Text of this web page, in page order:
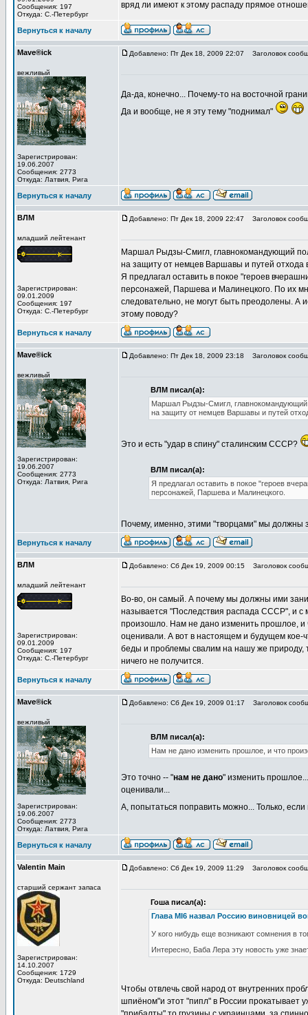
Сообщения: 197
Откуда: С.-Петербург
вряд ли имеют к этому распаду прямое
Вернуться к началу
Mave®ick
вежливый
Зарегистрирован:
19.06.2007
Сообщения: 2773
Откуда: Латвия, Рига
Добавлено: Пт Дек 18, 2009 22:07 Заголовок
Да-да, конечно... Почему-то на восточной
Да и вообще, не я эту тему "поднимал"
Вернуться к началу
ВЛМ
младший лейтенант
Зарегистрирован:
09.01.2009
Сообщения: 197
Откуда: С.-Петербург
Добавлено: Пт Дек 18, 2009 22:47 Заголовок
Маршал Рыдзы-Смигл, главнокомандующий
на защиту от немцев Варшавы и путей
Я предлагал оставить в покое "героев
персонажей, Паршева и Малинецкого. По их
следовательно, не могут быть преодолены. А
этому поводу?
Вернуться к началу
Mave®ick
вежливый
Зарегистрирован:
19.06.2007
Сообщения: 2773
Откуда: Латвия, Рига
Добавлено: Пт Дек 18, 2009 23:18 Заголовок
ВЛМ писал(а):
Маршал Рыдзы-Смигл, главнокомандующий
на защиту от немцев Варшавы и путей
Это и есть "удар в спину" сталинским СССР?
ВЛМ писал(а):
Я предлагал оставить в покое "героев
персонажей, Паршева и Малинецкого.
Почему, именно, этими "творцами" мы должны
Вернуться к началу
ВЛМ
младший лейтенант
Зарегистрирован:
09.01.2009
Сообщения: 197
Откуда: С.-Петербург
Добавлено: Сб Дек 19, 2009 00:15 Заголовок
Во-во, он самый. А почему мы должны ими
называется "Последствия распада СССР", и с
произошло. Нам не дано изменить прошлое, и
оценивали. А вот в настоящем и будущем кое-
беды и проблемы свалим на нашу же природу,
ничего не получится.
Вернуться к началу
Mave®ick
вежливый
Зарегистрирован:
19.06.2007
Сообщения: 2773
Откуда: Латвия, Рига
Добавлено: Сб Дек 19, 2009 01:17 Заголовок
ВЛМ писал(а):
Нам не дано изменить прошлое, и что
Это точно -- "нам не дано" изменить
оценивали...
А, попытаться поправить можно... Только,
Вернуться к началу
Valentin Main
старший сержант запаса
Зарегистрирован:
14.10.2007
Сообщения: 1729
Откуда: Deutschland
Добавлено: Сб Дек 19, 2009 11:29 Заголовок
Гоша писал(а):
Глава MI6 назвал Россию виновницей
У кого нибудь еще возникают сомнения в
Интересно, Баба Лера эту новость уже
Чтобы отвлечь свой народ от внутренних
шпиёном"и этот "пипл" в России прокатывает